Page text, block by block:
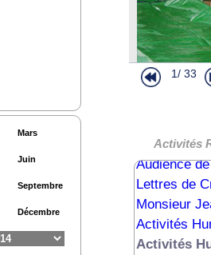
Mars
Juin
Septembre
Décembre
1/ 33
Activités
Célébration
Célébration
Audience
Lettres de
Cérémonie
24ème
Audience
Lettres de
Monsieur
Activités
Activités